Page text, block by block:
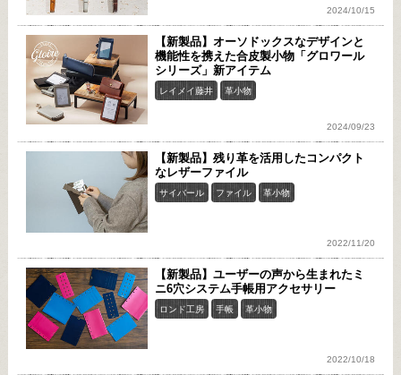
2024/10/15
【新製品】オーソドックスなデザインと
機能性を携えた合皮製小物「グロワール
シリーズ」新アイテム
レイメイ藤井 革小物
2024/09/23
【新製品】残り革を活用したコンパクト
なレザーファイル
サイバール ファイル 革小物
2022/11/20
【新製品】ユーザーの声から生まれたミ
ニ6穴システム手帳用アクセサリー
ロンド工房 手帳 革小物
2022/10/18